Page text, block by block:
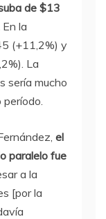
de $13
En la
(+11,2%) y
La
sería mucho
período.
el
paralelo fue
a la
[por la